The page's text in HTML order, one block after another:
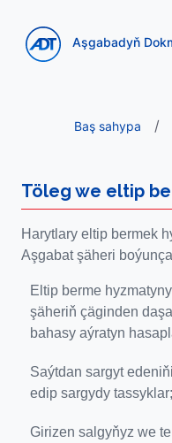
Aşgabadyň
Baş sahypa
Töleg we eltip
Harytlary eltip bermek
Aşgabat şäheri
Eltip berme
şäheriň çäginden
bahasy aýratyn
Saýtdan sargyt
edip sargydy tassyklar;
Girizen salgyňyz we